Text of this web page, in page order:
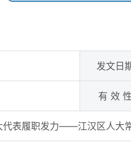
发文日
有 效 性
代表履职发力——江汉区人大